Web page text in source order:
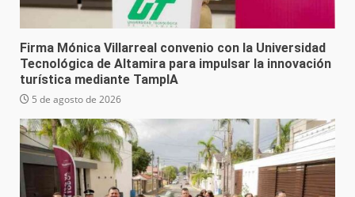
Firma Mónica Villarreal convenio con la Universidad
Tecnológica de Altamira para impulsar la innovación
turística mediante TampIA
5 de agosto de 2026